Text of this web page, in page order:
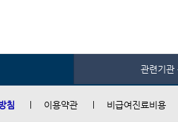
관련기관
침 이용약관 비급여진료비용